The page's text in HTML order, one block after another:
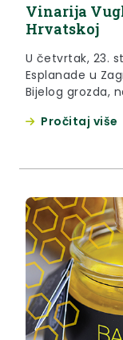
Vinarija
Hrvatskoj
U četvrtak, 23.
Esplanade u
Bijelog grozda,
G.E.T, koja se
Pročitaj više